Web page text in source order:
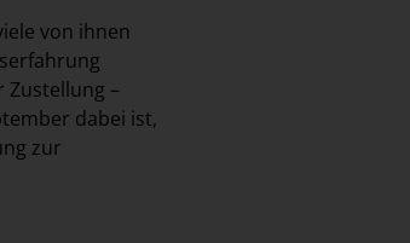
von ihnen
Zustellung –
dabei ist,
zur